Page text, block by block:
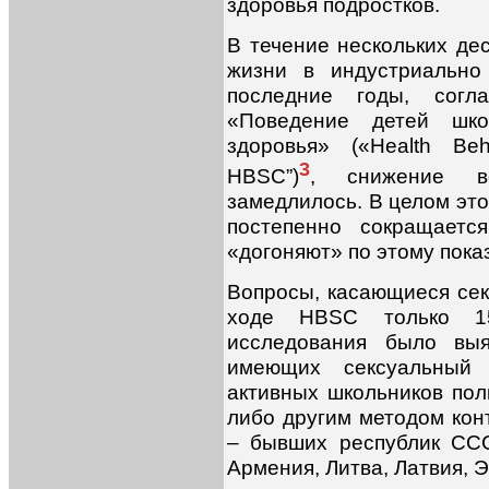
здоровья подростков.
В течение нескольких
жизни в
последние годы,
«Поведение детей
здоровья» («Health
HBSC”)3, снижение
замедлилось. В целом
постепенно
«догоняют» по этому
Вопросы, касающиеся
ходе HBSC только
исследования было
имеющих сексуальный
активных школьников
либо другим методом
– бывших республик
Армения, Литва, Латвия,